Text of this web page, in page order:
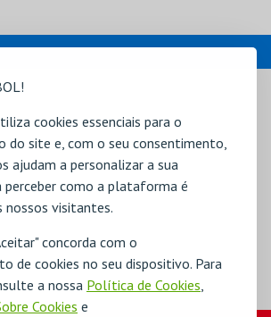
cookies essenciais para o
do site e, com o seu consentimento,
ajudam a personalizar a sua
perceber como a plataforma é
visitantes.
concorda com o
de cookies no seu dispositivo. Para
a nossa Política de Cookies
Cookies e